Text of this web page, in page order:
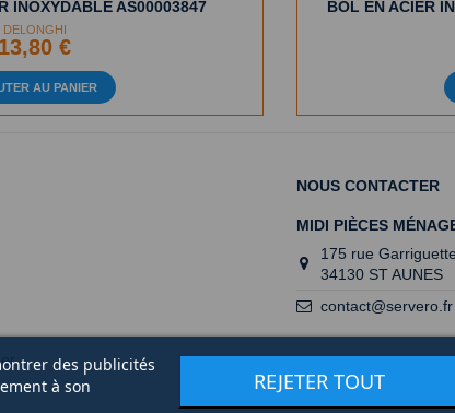
INOXYDABLE AS00003847
DELONGHI
13,80 €
AU PANIER
BOL EN ACIER
NOUS CONTACTER
MIDI PIÈCES
175 rue Garriguette
34130 ST AUNES
contact@servero.fr
des publicités
à son
REJETER TOUT